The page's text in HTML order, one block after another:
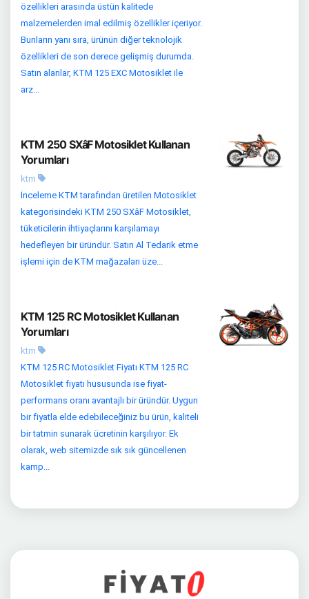
özellikleri arasında üstün kalitede
malzemelerden imal edilmiş özellikler içeriyor.
Bunların yanı sıra, ürünün diğer teknolojik
özellikleri de son derece gelişmiş durumda.
Satın alanlar, KTM 125 EXC Motosiklet ile
arz...
KTM 250 SXâF Motosiklet Kullanan
Yorumları
ktm
İnceleme KTM tarafından üretilen Motosiklet
kategorisindeki KTM 250 SXâF Motosiklet,
tüketicilerin ihtiyaçlarını karşılamayı
hedefleyen bir üründür. Satın Al Tedarik etme
işlemi için de KTM mağazaları üze...
KTM 125 RC Motosiklet Kullanan
Yorumları
ktm
KTM 125 RC Motosiklet Fiyatı KTM 125 RC
Motosiklet fiyatı hususunda ise fiyat-
performans oranı avantajlı bir üründür. Uygun
bir fiyatla elde edebileceğiniz bu ürün, kaliteli
bir tatmin sunarak ücretinin karşılıyor. Ek
olarak, web sitemizde sık sık güncellenen
kamp...